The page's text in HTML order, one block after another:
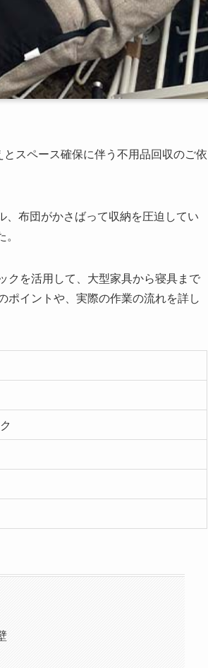
スペース確保に伴う不用品回収のご依
、布団がかさばって収納を圧迫してい
クを活用して、大型家具から寝具まで
ポイントや、実際の作業の流れを詳し